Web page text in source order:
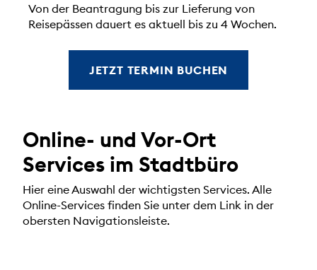
Von der Beantragung bis zur Lieferung von
Reisepässen dauert es aktuell bis zu 4 Wochen.
JETZT TERMIN BUCHEN
Online- und Vor-Ort
Services im Stadtbüro
Hier eine Auswahl der wichtigsten Services. Alle
Online-Services finden Sie unter dem Link in der
obersten Navigationsleiste.